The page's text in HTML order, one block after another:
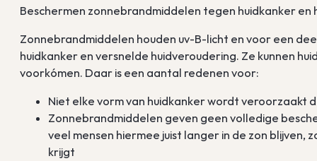
Beschermen zonnebrandmiddelen tegen huidkanker en
Zonnebrandmiddelen houden uv-B-licht en voor een
huidkanker en versnelde huidveroudering. Ze kunnen
voorkómen. Daar is een aantal redenen voor:
Niet elke vorm van huidkanker wordt veroorzaakt
Zonnebrandmiddelen geven geen volledige
veel mensen hiermee juist langer in de zon
krijgt